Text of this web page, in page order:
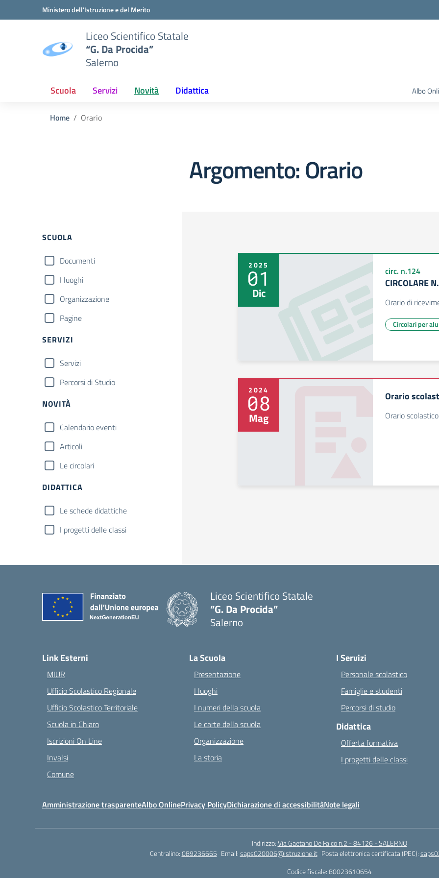
Vai ai contenuti
Vai al menu di navigazioneMinistero dell'Istruzione e del Merito
Liceo Scientifico Statale
“G. Da Procida”
Salerno
Scuola Servizi Novità Didattica Albo
Home Orario
Argomento: Orario
Filtri
SCUOLA
Documenti
I luoghi
Organizzazione
Pagine
SERVIZI
Servizi
Percorsi di Studio
NOVITÀ
Calendario eventi
Articoli
Le circolari
DIDATTICA
Le schede didattiche
I progetti delle classi
2025
01
Dic
circ. n.124
CIRCOLARE
Orario di
Circolari per
2024
08
Mag
Orario
Orario
Liceo Scientifico Statale
“G. Da Procida”
Salerno
Link Esterni
MIUR
Ufficio Scolastico Regionale
Ufficio Scolastico Territoriale
Scuola in Chiaro
Iscrizioni On Line
Invalsi
Comune
La Scuola
Presentazione
I luoghi
I numeri della scuola
Le carte della scuola
Organizzazione
La storia
I Servizi
Personale scolastico
Famiglie e studenti
Percorsi di studio
Didattica
Offerta formativa
I progetti delle classi
Amministrazione trasparenteAlbo OnlinePrivacy PolicyDichiarazione di accessibilitàNote legali
Indirizzo:Via Gaetano De Falco n.2 - 84126 - SALERNO
Centralino:089236665 Email:saps020006@istruzione.it Posta elettronica certificata (PEC):
Codice fiscale: 80023610654